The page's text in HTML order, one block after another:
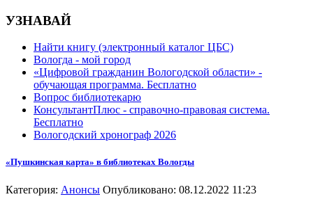
УЗНАВАЙ
Найти книгу (электронный каталог ЦБС)
Вологда - мой город
«Цифровой гражданин Вологодской области» -
обучающая программа. Бесплатно
Вопрос библиотекарю
КонсультантПлюс - справочно-правовая система.
Бесплатно
Вологодский хронограф 2026
«Пушкинская карта» в библиотеках Вологды
Категория: Анонсы Опубликовано: 08.12.2022 11:23